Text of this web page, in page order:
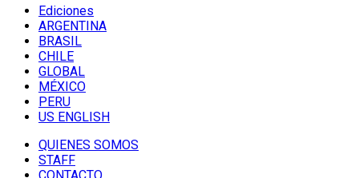
Ediciones
ARGENTINA
BRASIL
CHILE
GLOBAL
MÉXICO
PERU
US ENGLISH
QUIENES SOMOS
STAFF